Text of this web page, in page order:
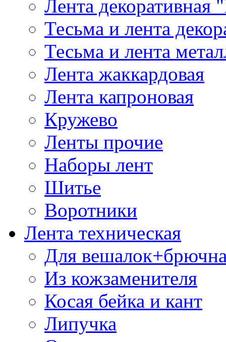
Лента декоративная
Тесьма и лента
Тесьма и лента
Лента жаккардовая
Лента капроновая
Кружево
Ленты прочие
Наборы лент
Шитье
Воротники
Лента техническая
Для
Из кожзаменителя
Косая бейка и кант
Липучка